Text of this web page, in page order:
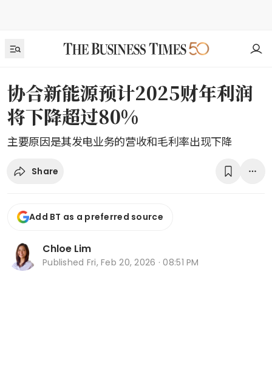
协合新能源预计2025财年利润
将下降超过80%
主要原因是其发电业务的营收和毛利率出现下降
Share
Add BT as a preferred source
Chloe Lim
Published Fri, Feb 20, 2026 · 08:51 PM